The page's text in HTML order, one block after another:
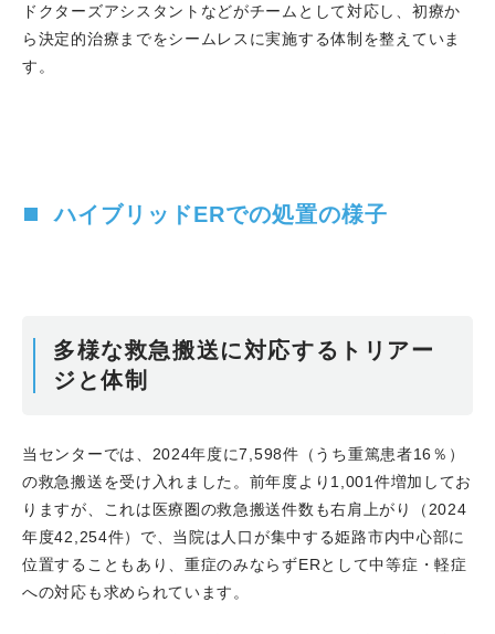
ドクターズアシスタントなどがチームとして対応し、初療か
ら決定的治療までをシームレスに実施する体制を整えていま
す。
ハイブリッドERでの処置の様子
多様な救急搬送に対応するトリアー
ジと体制
当センターでは、2024年度に7,598件（うち重篤患者16％）
の救急搬送を受け入れました。前年度より1,001件増加してお
りますが、これは医療圏の救急搬送件数も右肩上がり（2024
年度42,254件）で、当院は人口が集中する姫路市内中心部に
位置することもあり、重症のみならずERとして中等症・軽症
への対応も求められています。